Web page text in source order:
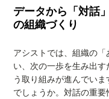
データから「対話
の組織づくり
アシストでは、組織の
い、次の一歩を生み出
う取り組みが進んでい
でしょうか。対話の重